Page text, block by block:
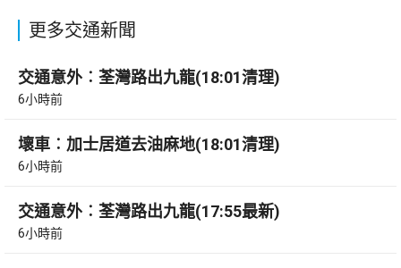
更多交通新聞
交通意外︰荃灣路出九龍(18:01清理)
6小時前
壞車︰加士居道去油麻地(18:01清理)
6小時前
交通意外︰荃灣路出九龍(17:55最新)
6小時前